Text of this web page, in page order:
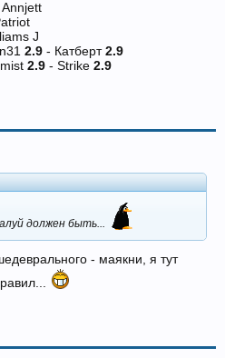
Annjett
J
2.9 - Катберт 2.9
2.9 - Strike 2.9
должен быть...
- маякни, я тут